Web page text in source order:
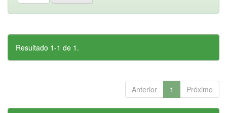
Resultado 1-1 de 1.
Anterior 1 Próximo